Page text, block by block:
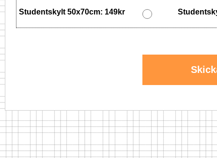
Studentskylt 50x70cm: 149kr